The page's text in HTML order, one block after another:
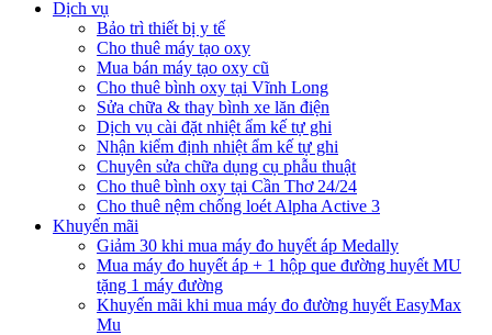
Dịch vụ
Bảo trì thiết bị y tế
Cho thuê máy tạo oxy
Mua bán máy tạo oxy cũ
Cho thuê bình oxy tại Vĩnh Long
Sửa chữa & thay bình xe lăn điện
Dịch vụ cài đặt nhiệt ẩm kế tự ghi
Nhận kiểm định nhiệt ẩm kế tự ghi
Chuyên sửa chữa dụng cụ phẫu thuật
Cho thuê bình oxy tại Cần Thơ 24/24
Cho thuê nệm chống loét Alpha Active 3
Khuyến mãi
Giảm 30 khi mua máy đo huyết áp Medally
Mua máy đo huyết áp + 1 hộp que đường huyết MU
tặng 1 máy đường
Khuyến mãi khi mua máy đo đường huyết EasyMax
Mu